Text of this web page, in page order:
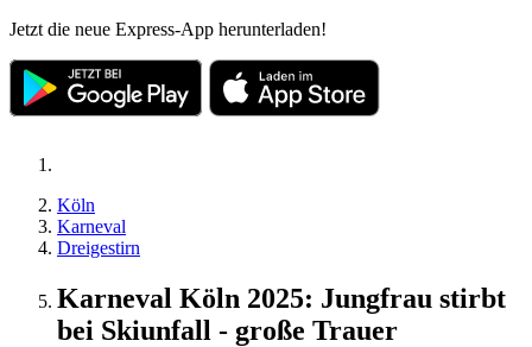
Jetzt die neue Express-App herunterladen!
Köln
Karneval
Dreigestirn
Karneval Köln 2025: Jungfrau stirbt
bei Skiunfall - große Trauer